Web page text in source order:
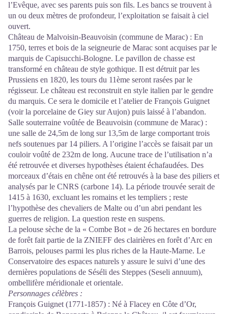
l’Evêque, avec ses parents puis son fils. Les bancs se trouvent à
un ou deux mètres de profondeur, l’exploitation se faisait à ciel
ouvert.
Château de Malvoisin-Beauvoisin (commune de Marac) : En
1750, terres et bois de la seigneurie de Marac sont acquises par le
marquis de Capisucchi-Bologne. Le pavillon de chasse est
transformé en château de style gothique. Il est détruit par les
Prussiens en 1820, les tours du 11ème seront rasées par le
régisseur. Le château est reconstruit en style italien par le gendre
du marquis. Ce sera le domicile et l’atelier de François Guignet
(voir la porcelaine de Giey sur Aujon) puis laissé à l’abandon.
Salle souterraine voûtée de Beauvoisin (commune de Marac) :
une salle de 24,5m de long sur 13,5m de large comportant trois
nefs soutenues par 14 piliers. A l’origine l’accès se faisait par un
couloir voûté de 232m de long. Aucune trace de l’utilisation n’a
été retrouvée et diverses hypothèses étaient échafaudées. Des
morceaux d’étais en chêne ont été retrouvés à la base des piliers et
analysés par le CNRS (carbone 14). La période trouvée serait de
1415 à 1630, excluant les romains et les templiers ; reste
l’hypothèse des chevaliers de Malte ou d’un abri pendant les
guerres de religion. La question reste en suspens.
La pelouse sèche de la « Combe Bot » de 26 hectares en bordure
de forêt fait partie de la ZNIEFF des clairières en forêt d’Arc en
Barrois, pelouses parmi les plus riches de la Haute-Marne. Le
Conservatoire des espaces naturels y assure le suivi d’une des
dernières populations de Séséli des Steppes (Seseli annuum),
ombellifère méridionale et orientale.
Personnages célèbres :
François Guignet (1771-1857) : Né à Flacey en Côte d’Or,